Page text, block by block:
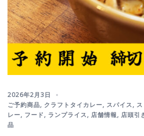
2026年2月3日
ご予約商品, クラフトタイカレー, スパイス,
レー, フード, ランプライス, 店舗情報, 店頭引
品